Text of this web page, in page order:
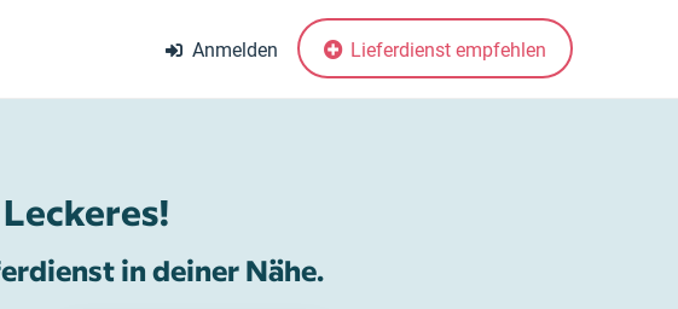
Anmelden Lieferdienst empfehlen
in deiner Nähe.